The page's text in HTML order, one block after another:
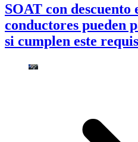
SOAT con descuento
conductores pueden
si cumplen este